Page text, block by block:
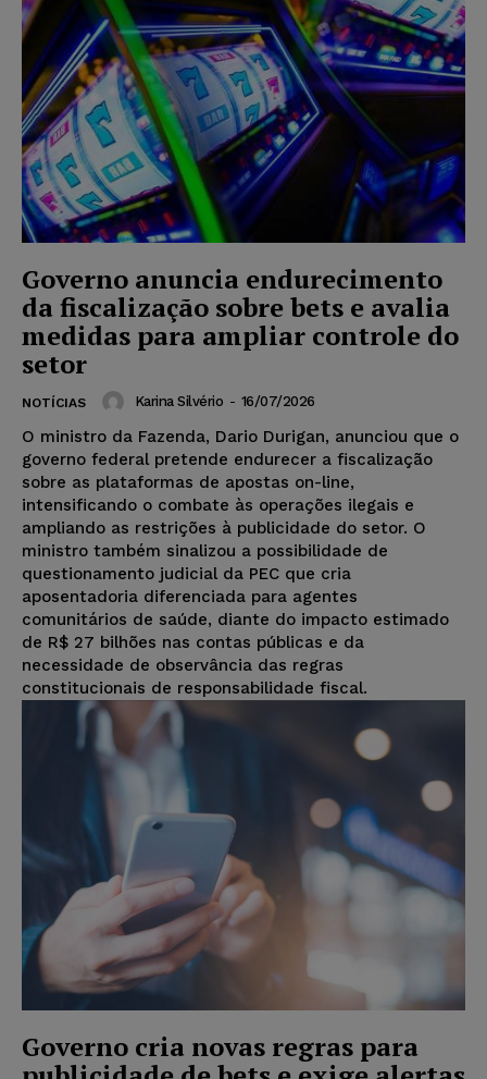
Governo anuncia endurecimento
da fiscalização sobre bets e avalia
medidas para ampliar controle do
setor
NOTÍCIAS Karina Silvério - 16/07/2026
O ministro da Fazenda, Dario Durigan, anunciou que o
governo federal pretende endurecer a fiscalização
sobre as plataformas de apostas on-line,
intensificando o combate às operações ilegais e
ampliando as restrições à publicidade do setor. O
ministro também sinalizou a possibilidade de
questionamento judicial da PEC que cria
aposentadoria diferenciada para agentes
comunitários de saúde, diante do impacto estimado
de R$ 27 bilhões nas contas públicas e da
necessidade de observância das regras
constitucionais de responsabilidade fiscal.
Governo cria novas regras para